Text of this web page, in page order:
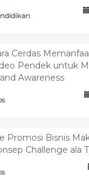
Cerdas
Pendek untuk
Awareness
Promosi Bisnis
Challenge ala